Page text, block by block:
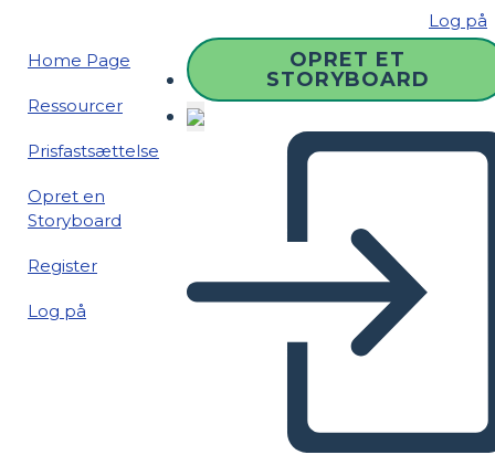
Log på
Home Page
Ressourcer
Prisfastsættelse
Opret en
Storyboard
Register
Log på
OPRET ET
STORYBOARD